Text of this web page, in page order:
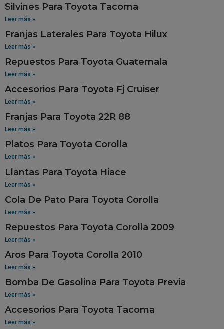
Silvines Para Toyota Tacoma
Leer más »
Franjas Laterales Para Toyota Hilux
Leer más »
Repuestos Para Toyota Guatemala
Leer más »
Accesorios Para Toyota Fj Cruiser
Leer más »
Franjas Para Toyota 22R 88
Leer más »
Platos Para Toyota Corolla
Leer más »
Llantas Para Toyota Hiace
Leer más »
Cola De Pato Para Toyota Corolla
Leer más »
Repuestos Para Toyota Corolla 2009
Leer más »
Aros Para Toyota Corolla 2010
Leer más »
Bomba De Gasolina Para Toyota Previa
Leer más »
Accesorios Para Toyota Tacoma
Leer más »